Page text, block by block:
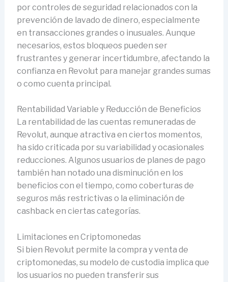
por controles de seguridad relacionados con la
prevención de lavado de dinero, especialmente
en transacciones grandes o inusuales. Aunque
necesarios, estos bloqueos pueden ser
frustrantes y generar incertidumbre, afectando la
confianza en Revolut para manejar grandes sumas
o como cuenta principal.
Rentabilidad Variable y Reducción de Beneficios
La rentabilidad de las cuentas remuneradas de
Revolut, aunque atractiva en ciertos momentos,
ha sido criticada por su variabilidad y ocasionales
reducciones. Algunos usuarios de planes de pago
también han notado una disminución en los
beneficios con el tiempo, como coberturas de
seguros más restrictivas o la eliminación de
cashback en ciertas categorías.
Limitaciones en Criptomonedas
Si bien Revolut permite la compra y venta de
criptomonedas, su modelo de custodia implica que
los usuarios no pueden transferir sus